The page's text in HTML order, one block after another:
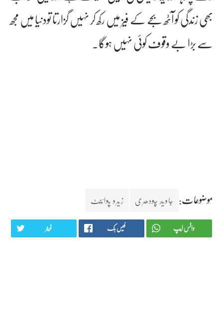
بھی زندگی کو آٹھ بجے کے فیز میں رکھ کر نہیں گزارتا تودنیا میں مجھ
سے بڑا بے وقوف کوئی نہیں ہوگا۔
موضوعات: جاوید چودھری زیرو پوائنٹ
ٹویٹر فیس بک واٹس ایپ